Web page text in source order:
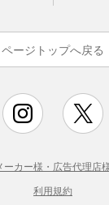
ページトップへ戻る
ーカー様・広告代理店
利用規約